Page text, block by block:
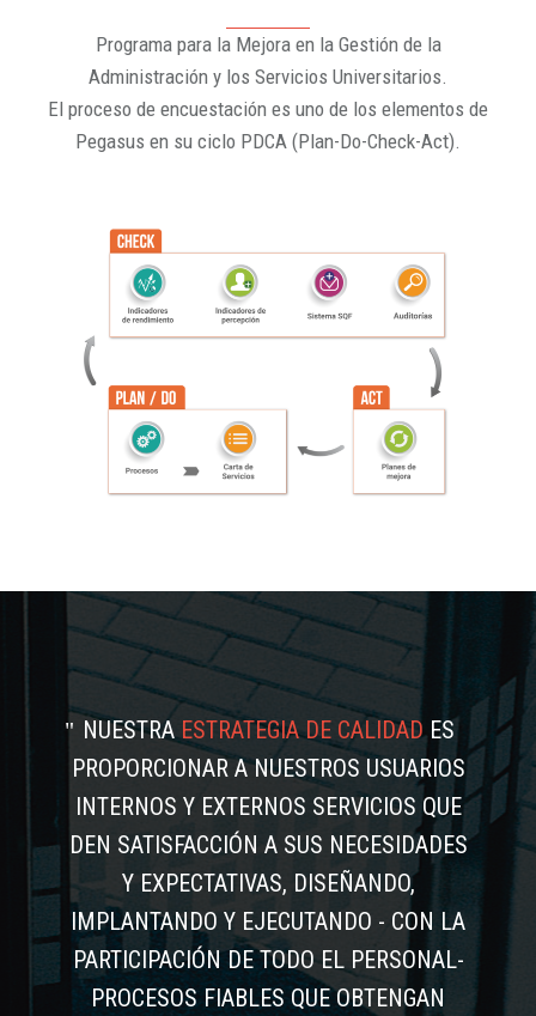
Programa para la Mejora en la Gestión de la
Administración y los Servicios Universitarios.
El proceso de encuestación es uno de los elementos de
Pegasus en su ciclo PDCA (Plan-Do-Check-Act).
NUESTRAESTRATEGIA DE CALIDADES
PROPORCIONAR A NUESTROS USUARIOS
INTERNOS Y EXTERNOS SERVICIOS QUE
DEN SATISFACCIÓN A SUS NECESIDADES
Y EXPECTATIVAS, DISEÑANDO,
IMPLANTANDO Y EJECUTANDO - CON LA
PARTICIPACIÓN DE TODO EL PERSONAL-
PROCESOS FIABLES QUE OBTENGAN